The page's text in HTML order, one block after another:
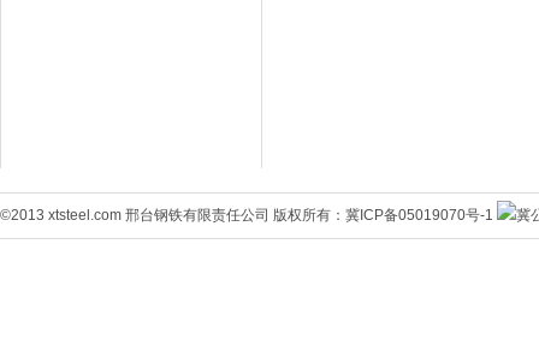
©2013 xtsteel.com 邢台钢铁有限责任公司 版权所有： 冀ICP备05019070号-1 冀